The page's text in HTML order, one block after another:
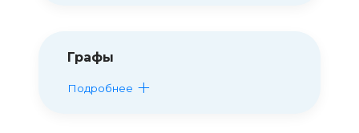
Графы
Подробнее